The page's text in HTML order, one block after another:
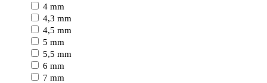
4 mm
4,3 mm
4,5 mm
5 mm
5,5 mm
6 mm
7 mm